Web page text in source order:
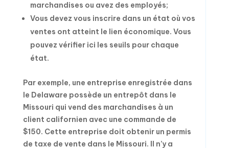
marchandises ou avez des employés;
Vous devez vous inscrire dans un état où vos
ventes ont atteint le lien économique. Vous
pouvez vérifier ici les seuils pour chaque
état.
Par exemple, une entreprise enregistrée dans
le Delaware possède un entrepôt dans le
Missouri qui vend des marchandises à un
client californien avec une commande de
$150. Cette entreprise doit obtenir un permis
de taxe de vente dans le Missouri. Il n’y a